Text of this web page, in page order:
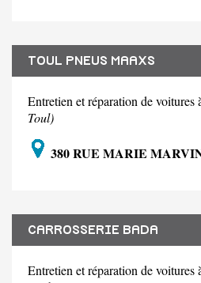
TOUL PNEUS MAAXS
Entretien et réparation de
Toul)
380 RUE MARIE
CARROSSERIE BADA
Entretien et réparation de